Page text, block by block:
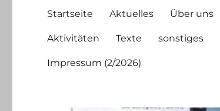
Startseite Aktuelles Über uns
Aktivitäten Texte sonstiges
Impressum (2/2026)